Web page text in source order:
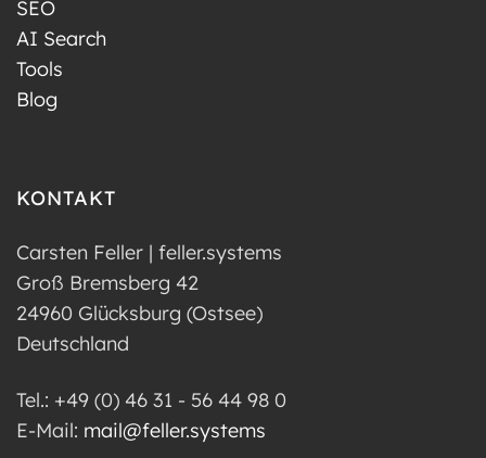
SEO
AI Search
Tools
Blog
KONTAKT
Carsten Feller | feller.systems
Groß Bremsberg 42
24960 Glücksburg (Ostsee)
Deutschland
Tel.: +49 (0) 46 31 - 56 44 98 0
E-Mail: mail@feller.systems